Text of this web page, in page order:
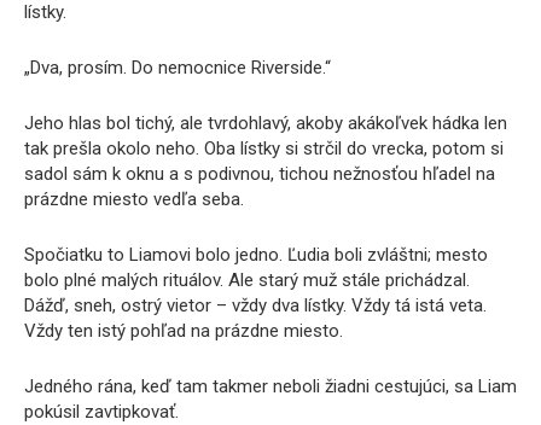
lístky.
„Dva, prosím. Do nemocnice Riverside.“
Jeho hlas bol tichý, ale tvrdohlavý, akoby akákoľvek hádka len
tak prešla okolo neho. Oba lístky si strčil do vrecka, potom si
sadol sám k oknu a s podivnou, tichou nežnosťou hľadel na
prázdne miesto vedľa seba.
Spočiatku to Liamovi bolo jedno. Ľudia boli zvláštni; mesto
bolo plné malých rituálov. Ale starý muž stále prichádzal.
Dážď, sneh, ostrý vietor – vždy dva lístky. Vždy tá istá veta.
Vždy ten istý pohľad na prázdne miesto.
Jedného rána, keď tam takmer neboli žiadni cestujúci, sa Liam
pokúsil zavtipkovať.